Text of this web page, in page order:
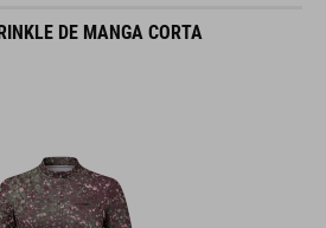
DE MANGA CORTA